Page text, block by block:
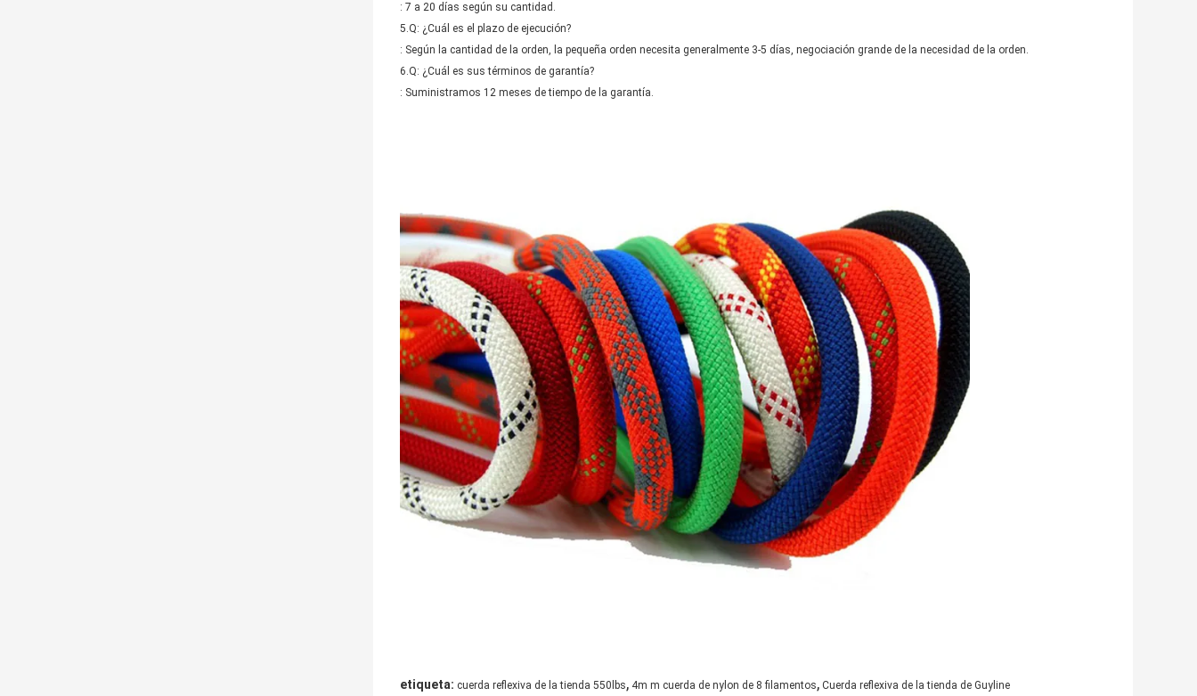
: 7 a 20 días según su cantidad.
5.Q: ¿Cuál es el plazo de ejecución?
: Según la cantidad de la orden, la pequeña orden necesita generalmente 3-5 días, negociación grande de la necesidad de la orden.
6.Q: ¿Cuál es sus términos de garantía?
: Suministramos 12 meses de tiempo de la garantía.
etiqueta: cuerda reflexiva de la tienda 550lbs, 4m m cuerda de nylon de 8 filamentos, Cuerda reflexiva de la tienda de Guyline